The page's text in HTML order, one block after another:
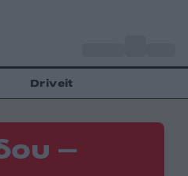
Driveit
–